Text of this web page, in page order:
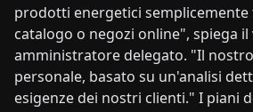
prodotti energetici
catalogo o negozi online", spiega
amministratore delegato. "Il
personale, basato su un'analisi
esigenze dei nostri clienti." I piani